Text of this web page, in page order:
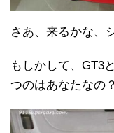
さあ、来るかな、
もしかして、GT3
つのはあなたなの？